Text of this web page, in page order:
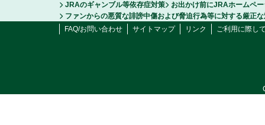
JRAのギャンブル等依存症対策
お出かけ前にJRAホームペ
ファンからの悪質な誹謗中傷および脅迫行為等に対する厳正
FAQ/お問い合わせ
サイトマップ リンク ご利用に際し